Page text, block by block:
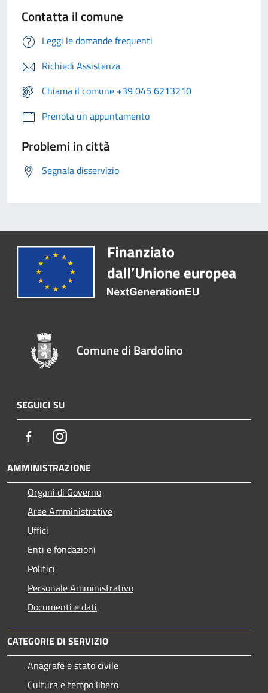
Contatta il comune
Leggi le domande frequenti
Richiedi Assistenza
Chiama il comune +39 045 6213210
Prenota un appuntamento
Problemi in città
Segnala disservizio
Comune di Bardolino
SEGUICI SU
FacebookInstagram
AMMINISTRAZIONE
Organi di Governo
Aree Amministrative
Uffici
Enti e fondazioni
Politici
Personale Amministrativo
Documenti e dati
CATEGORIE DI SERVIZIO
Anagrafe e stato civile
Cultura e tempo libero